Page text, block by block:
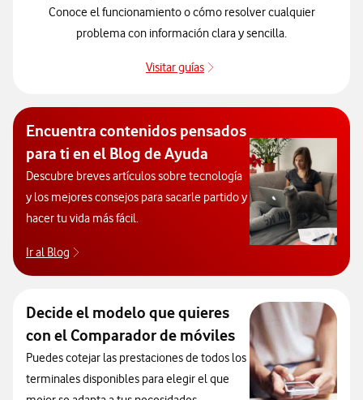
Conoce el funcionamiento o cómo resolver cualquier
problema con información clara y sencilla.
Visitar guías
Encuentra contenidos pensados
para ti en el Blog de Ayuda
Descubre breves artículos sobre tecnología
y los mejores consejos para sacarle partido y
hacer tu vida más fácil.
Ir al Blog
Decide el modelo que quieres
con el Comparador de móviles
Puedes cotejar las prestaciones de todos los
terminales disponibles para elegir el que